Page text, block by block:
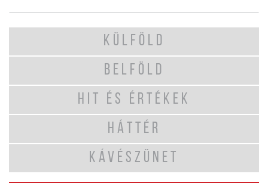
KÜLFÖLD
BELFÖLD
HIT ÉS ÉRTÉKEK
HÁTTÉR
KÁVÉSZÜNET